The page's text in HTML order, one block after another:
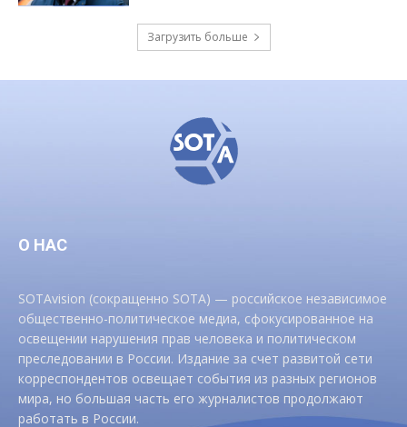
Загрузить больше
О НАС
SOTAvision (сокращенно SOTA) — российское независимое
общественно-политическое медиа, сфокусированное на
освещении нарушения прав человека и политическом
преследовании в России. Издание за счет развитой сети
корреспондентов освещает события из разных регионов
мира, но большая часть его журналистов продолжают
работать в России.